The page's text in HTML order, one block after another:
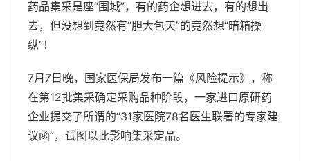
药品集采是座“围城”，有的药企想进去，有的想出
去，但没想到竟然有“胆大包天”的竟然想“暗箱操
纵”！
7月7日晚，国家医保局发布一篇《风险提示》，称
在第12批集采确定采购品种阶段，一家进口原研药
企业提交了所谓的“31家医院78名医生联署的专家建
议函”，试图以此影响集采定品。